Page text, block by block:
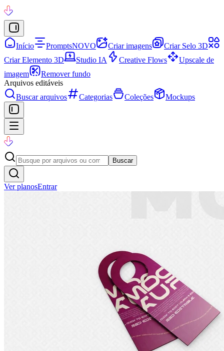
Início PromptsNOVO Criar imagens
Criar Selo 3D
Criar Elemento 3D
Studio IA Creative Flows
Upscale de
imagem
Remover fundo
Arquivos editáveis
Buscar arquivos
Categorias Coleções Mockups
Buscar
Ver planosEntrar